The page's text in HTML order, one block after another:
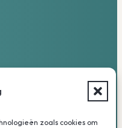
zoals cookies om